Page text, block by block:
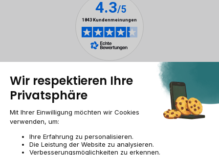
Rechtliche Hinweise
Cookie-Verwaltung
Allgemeine Geschäftsbedingungen
Personenbezogener daten
Webseite der Recommerce Group